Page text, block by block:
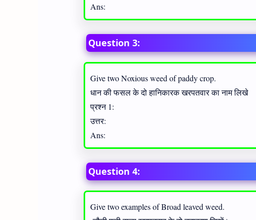
Ans:
Question 3:
Give two Noxious weed of paddy crop.
धान की फसल के दो हानिकारक खरपतवार का नाम लिखे
प्रश्न 1:
उत्तर:
Ans:
Question 4:
Give two examples of Broad leaved weed.